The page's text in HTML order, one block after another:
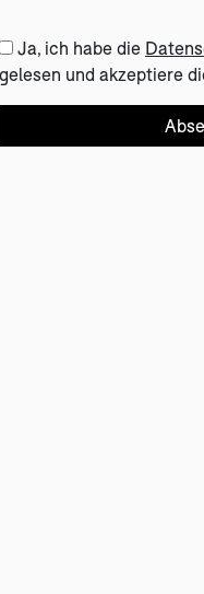
Ja, ich habe die
gelesen und akzeptiere